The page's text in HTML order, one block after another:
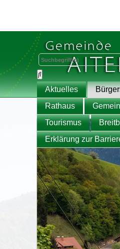
Aktuelles
Rathaus
Tourismus
Erklärung zur